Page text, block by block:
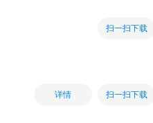
扫一扫下载
详情 扫一扫下载